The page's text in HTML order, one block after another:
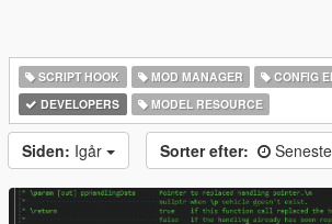
SCRIPT HOOK MOD MANAGER
CONFIG
DEVELOPERS
MODEL RESOURCE
Siden: Igår Sorter efter: